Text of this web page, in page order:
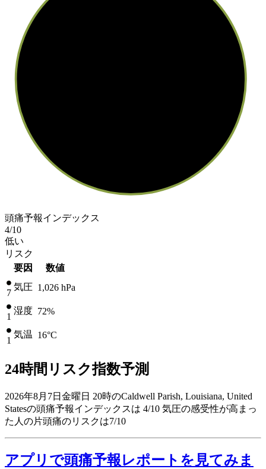
頭痛予報インデックス
4/10
低い
リスク
要因
数値
7
気圧 1,026 hPa
1
湿度 72%
1
気温 16°C
24時間リスク指数予測
2026年8月7日金曜日 20時のCaldwell Parish, Louisiana, United
Statesの頭痛予報インデックスは 4/10 気圧の感受性が高まっ
た人の片頭痛のリスクは7/10
アプリで頭痛予報レポートを見てみま